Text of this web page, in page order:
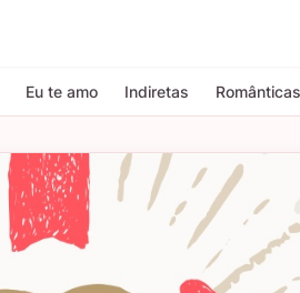
Eu te amo Indiretas Românticas